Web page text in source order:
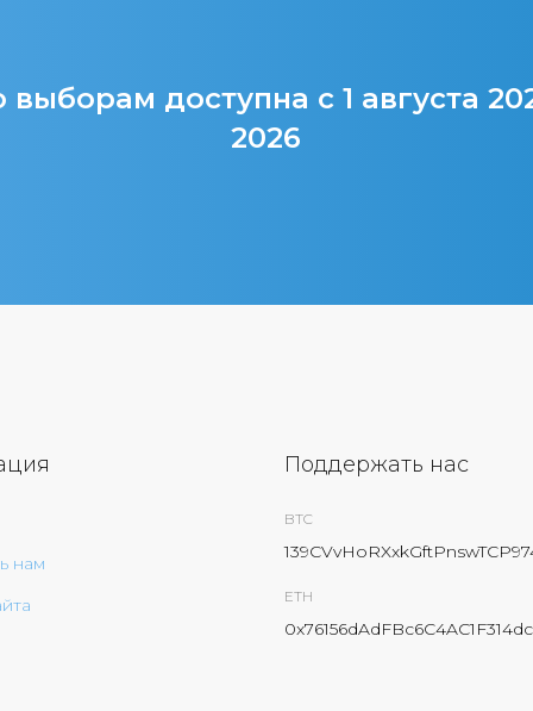
доступна с 1 августа
2026
нам
Поддержать нас
BTC
ETH